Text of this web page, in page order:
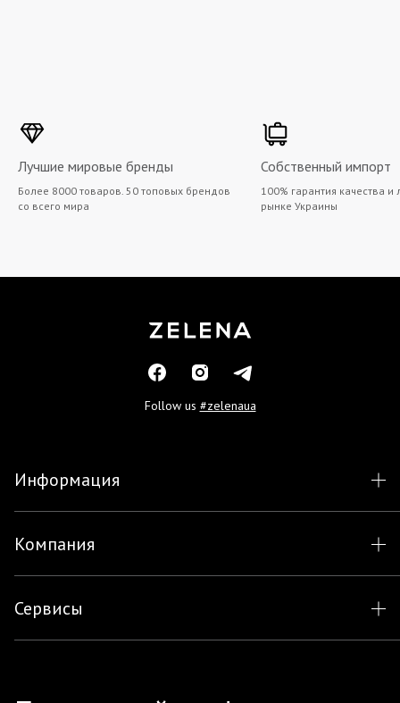
Лучшие мировые бренды
Более 8000 товаров. 50 топовых брендов
со всего мира
Собственный импорт
100% гарантия качества
рынке Украины
Follow us #zelenaua
Информация
Компания
Сервисы